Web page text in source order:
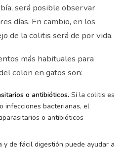
será posible observar
días. En cambio, en los
de la colitis será de por vida.
más habituales para
colon en gatos son:
o antibióticos. Si la colitis es
infecciones bacterianas, el
o antibióticos
y de fácil digestión puede ayudar a